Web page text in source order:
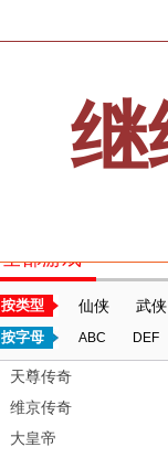
全部游戏
按类型 仙侠 武侠
按字母 ABC DEF
天尊传奇
维京传奇
大皇帝
继